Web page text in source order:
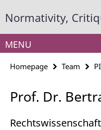
direkt
Inhalt
Normativity,
Service
Navigation
MENU
Homepage Team
Prof. Dr.
Rechtswissenschaft